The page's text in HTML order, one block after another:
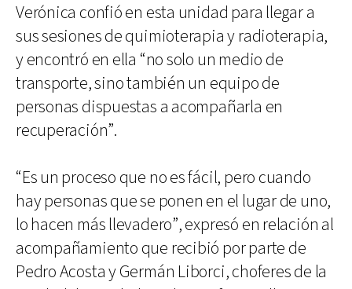
Verónica confió en esta unidad para llegar a
sus sesiones de quimioterapia y radioterapia,
y encontró en ella “no solo un medio de
transporte, sino también un equipo de
personas dispuestas a acompañarla en
recuperación”.
“Es un proceso que no es fácil, pero cuando
hay personas que se ponen en el lugar de uno,
lo hacen más llevadero”, expresó en relación al
acompañamiento que recibió por parte de
Pedro Acosta y Germán Liborci, choferes de la